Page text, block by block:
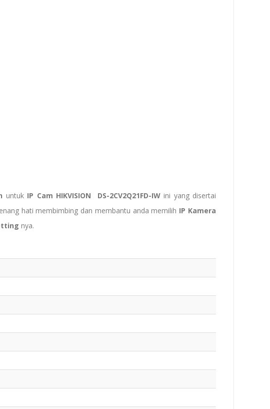
untuk IP Cam HIKVISION DS-2CV2Q21FD-IWini yang disertai
hati membimbing dan membantu anda memilih IP Kamera
nya.